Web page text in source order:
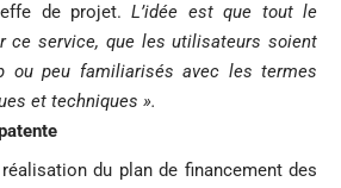
de projet.L’idée est que tout le
ce service, que les utilisateurs soient
ou peu familiarisés avec les termes
et techniques ».
du plan de financement des